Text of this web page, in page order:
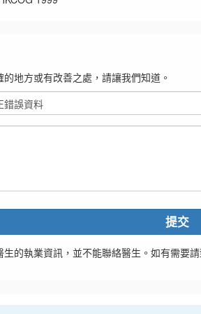
地方或有改善之處，請讓我們知道。
提交
的執業資訊，並不能聯絡醫生。如有需要請